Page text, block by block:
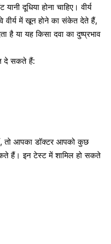
दूधिया होना चाहिए। वीर्य
वीर्य में खून होने का संकेत देते हैं,
है या यह किसा दवा का दुष्प्रभाव
दे सकते हैं:
,तो आपका डॉक्टर आपको कुछ
हैं। इन टेस्ट में शामिल हो सकते